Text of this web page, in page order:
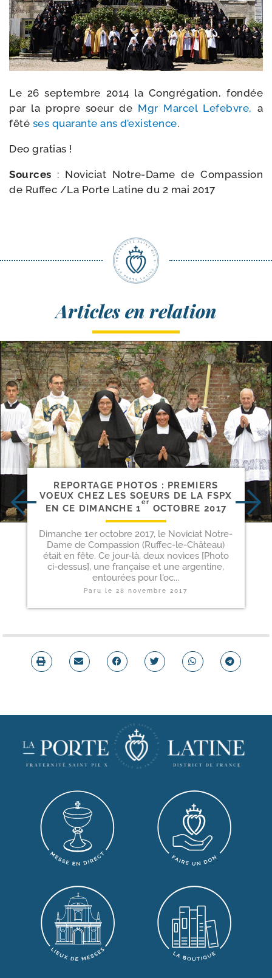
Le 26 sep­tembre 2014 la Congrégation, fon­dée
par la propre soeur de Mgr Marcel Lefebvre, a
fêté ses qua­rante ans d’exis­tence.
Deo gra­tias !
Sources : Noviciat Notre-​Dame de Compassion
de Ruffec /​La Porte Latine du 2 mai 2017
Articles en relation
REPORTAGE PHOTOS : PREMIERS
VOEUX CHEZ LES SOEURS DE LA FSPX
EN CE DIMANCHE 1
er
OCTOBRE 2017
Dimanche 1er octobre 2017, le Noviciat Notre-
Dame de Compassion (Ruffec-le-Château)
était en fête. Ce jour-là, deux novices [Photo
ci-dessus], une française et une argentine,
entourées pour l'oc...
Paru le28 novembre 2017